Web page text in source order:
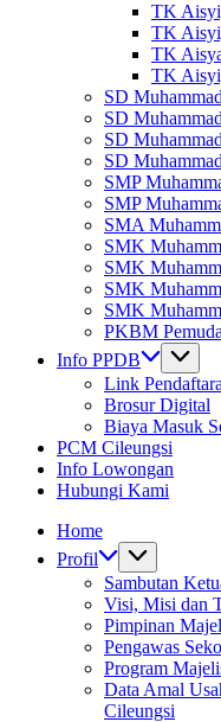
TK
TK
TK
TK
SD
SD
SD
SD
SMP
SMP
SMA
SMK
SMK
SMK
SMK
PKBM
Info PPDB
Link
Brosur Digital
Biaya Masuk
PCM Cileungsi
Info Lowongan
Hubungi Kami
Home
Profil
Sambutan
Visi, Misi dan
Pimpinan
Pengawas
Program
Data Amal
Cileungsi